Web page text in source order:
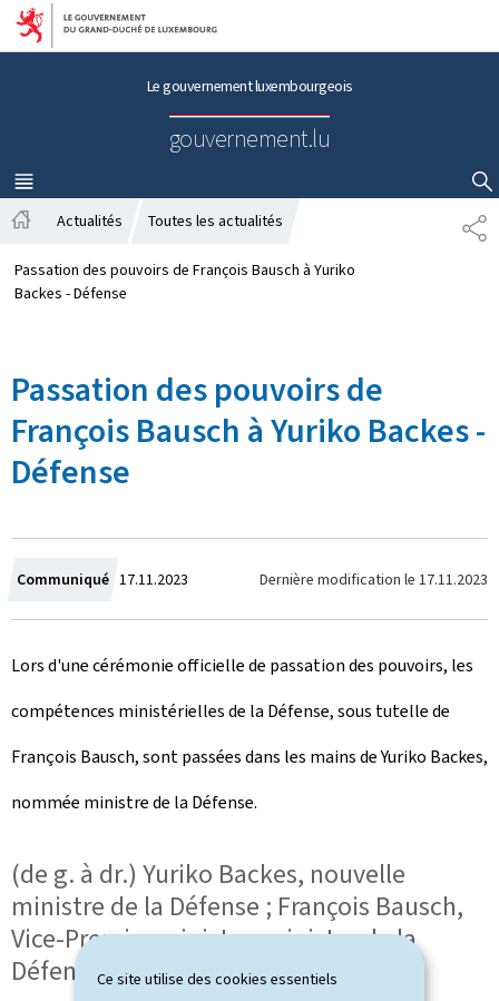
Ce site utilise des cookies essentiels
Aller au menu principal
Aller au contenu
Le gouvernement luxembourgeois
gouvernement.lu
MENU
PRINCIPAL
AFFICHER / MASQUER LA RECHERCHE
P
A
c
c
l
Actualités Toutes les actualités
Passation des pouvoirs de François Bausch à Yuriko
Backes - Défense
Passation des pouvoirs de
François Bausch à Yuriko Backes -
Défense
Communiqué C
r
é
e
l
e
17.11.2023 Dernière modification le 17.11.2023
Lors d'une cérémonie officielle de passation des pouvoirs, les
compétences ministérielles de la Défense, sous tutelle de
François Bausch, sont passées dans les mains de Yuriko Backes,
nommée ministre de la Défense.
(de g. à dr.) Yuriko Backes, nouvelle
ministre de la Défense ; François Bausch,
Vice-Premier ministre, ministre de la
Défense sortant